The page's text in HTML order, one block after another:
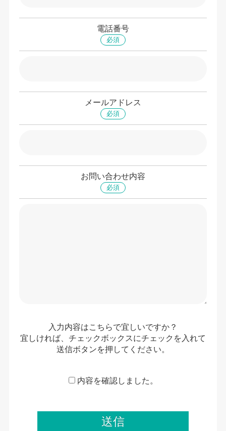
電話番号
必須
メールアドレス
必須
お問い合わせ内容
必須
入力内容はこちらで宜しいですか？
宜しければ、チェックボックスにチェックを入れて
送信ボタンを押してください。
内容を確認しました。